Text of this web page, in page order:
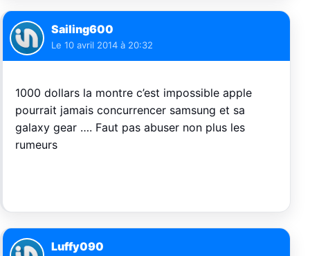
Sailing600
Le 10 avril 2014 à 20:32
1000 dollars la montre c’est impossible apple
pourrait jamais concurrencer samsung et sa
galaxy gear …. Faut pas abuser non plus les
rumeurs
Luffy090